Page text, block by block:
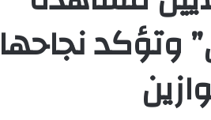
وتؤكد نجاحها